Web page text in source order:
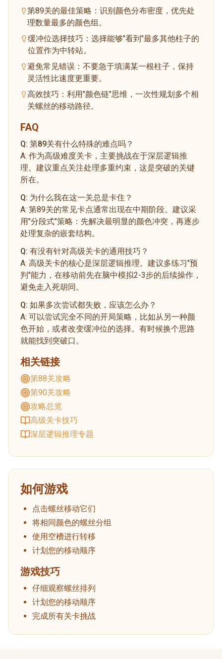
第89关的最佳策略：识别颜色分布密度，优先处
理数量最多的颜色组。
缓冲位选择技巧：选择能够"看到"最多其他柱子的
位置作为中转站。
避免常见错误：不要急于填满某一根柱子，保持
灵活性比速度更重要。
高效技巧：利用"颜色链"思维，一次性规划多个相
关螺丝的移动路径。
FAQ
Q: 第89关有什么特殊的难点吗？
A: 作为高级难度关卡，主要挑战在于深层逻辑推
理。建议重点关注处理多重约束，这是突破的关键
所在。
Q: 为什么我在这一关总是卡住？
A: 第89关的常见卡点通常出现在中期阶段。建议采
用"分段式"策略：先解决最明显的颜色冲突，再逐步
处理复杂的嵌套结构。
Q: 有没有针对高级关卡的通用技巧？
A: 高级关卡的核心是深层逻辑推理。建议多练习"预
判"能力，在移动前先在脑中模拟2-3步的后续操作，
避免走入死胡同。
Q: 如果多次尝试都失败，应该怎么办？
A: 可以尝试完全不同的开局策略，比如从另一种颜
色开始，或者改变缓冲位的选择。有时候换个思路
就能找到突破口。
相关链接
第88关攻略
第90关攻略
攻略总览
高级关卡技巧
深层逻辑推理专题
如何游戏
点击螺丝移动它们
将相同颜色的螺丝分组
使用空槽进行转移
计划您的移动顺序
游戏技巧
仔细观察螺丝排列
计划您的移动顺序
完成所有关卡挑战